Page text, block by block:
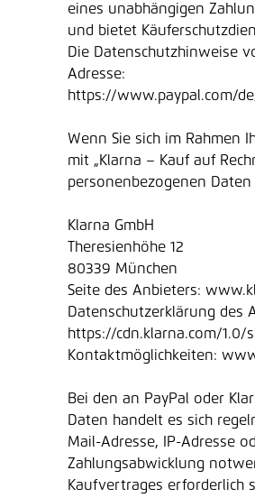
eines unabhängigen
und bietet
Die Datenschutzhinweise
Adresse:
https://www.paypal.com/
Wenn Sie sich im Rahmen
mit „Klarna – Kauf auf
personenbezogenen
Klarna GmbH
Theresienhöhe 12
80339 München
Seite des Anbieters:
Datenschutzerklärung des
https://cdn.klarna.com/
Kontaktmöglichkeiten:
Bei den an PayPal oder
Daten handelt es sich
Mail-Adresse, IP-Adresse
Zahlungsabwicklung
Kaufvertrages erforderlich